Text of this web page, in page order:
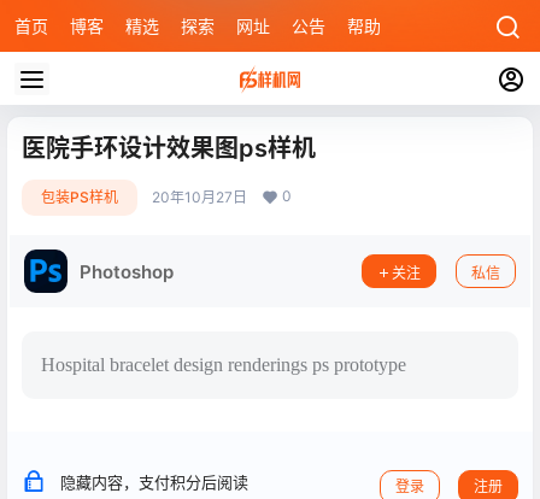
首页 博客 精选 探索 网址 公告 帮助
医院手环设计效果图ps样机
包装PS样机 20年10月27日 0
Photoshop 关注 私信
Hospital bracelet design renderings ps prototype
隐藏内容，支付积分后阅读 登录 注册